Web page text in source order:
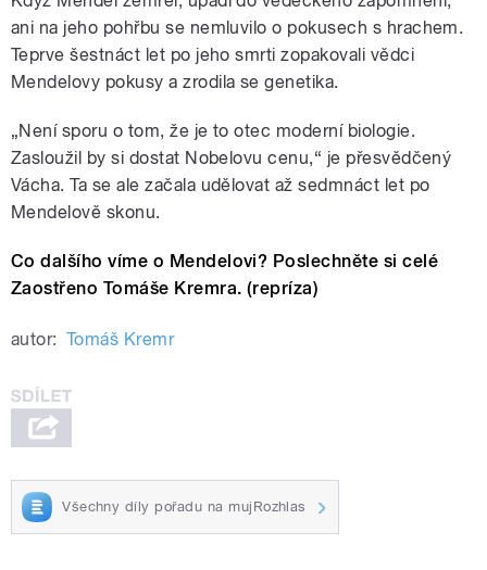
ani na jeho pohřbu se nemluvilo o pokusech s hrachem.
Teprve šestnáct let po jeho smrti zopakovali vědci
Mendelovy pokusy a zrodila se genetika.
„Není sporu o tom, že je to otec moderní biologie.
Zasloužil by si dostat Nobelovu cenu,“ je přesvědčený
Vácha. Ta se ale začala udělovat až sedmnáct let po
Mendelově skonu.
Co dalšího víme o Mendelovi? Poslechněte si celé
Zaostřeno Tomáše Kremra. (repríza)
autor: Tomáš Kremr
Všechny díly pořadu na mujRozhlas